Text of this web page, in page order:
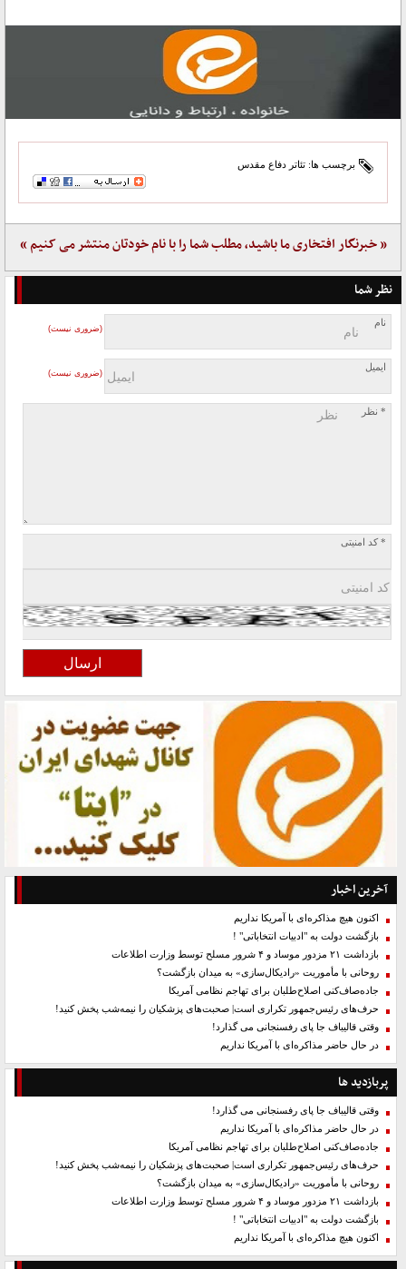
برچسب ها: تئاتر دفاع مقدس
« خبرنگار افتخاری ما باشید، مطلب شما را با نام خودتان منتشر می کنیم »
نظر شما
نام
(ضروری نیست)
ایمیل
(ضروری نیست)
* نظر
* کد امنیتی
آخرین اخبار
اکنون هیچ مذاکره‌ای با آمریکا نداریم
بازگشت دولت به "ادبیات انتخاباتی" !
بازداشت ۲۱ مزدور موساد و ۴ شرور مسلح توسط وزارت اطلاعات
روحانی با مأموریت «رادیکال‌سازی» به میدان بازگشت؟
جاده‌صاف‌کنی اصلاح‌طلبان برای تهاجم نظامی آمریکا
حرف‌های رئیس‌جمهور تکراری است| صحبت‌های پزشکیان را نیمه‌شب پخش کنید!
وقتی قالیباف جا پای رفسنجانی می گذارد!
در حال حاضر مذاکره‌ای با آمریکا نداریم
پربازدید ها
وقتی قالیباف جا پای رفسنجانی می گذارد!
در حال حاضر مذاکره‌ای با آمریکا نداریم
جاده‌صاف‌کنی اصلاح‌طلبان برای تهاجم نظامی آمریکا
حرف‌های رئیس‌جمهور تکراری است| صحبت‌های پزشکیان را نیمه‌شب پخش کنید!
روحانی با مأموریت «رادیکال‌سازی» به میدان بازگشت؟
بازداشت ۲۱ مزدور موساد و ۴ شرور مسلح توسط وزارت اطلاعات
بازگشت دولت به "ادبیات انتخاباتی" !
اکنون هیچ مذاکره‌ای با آمریکا نداریم